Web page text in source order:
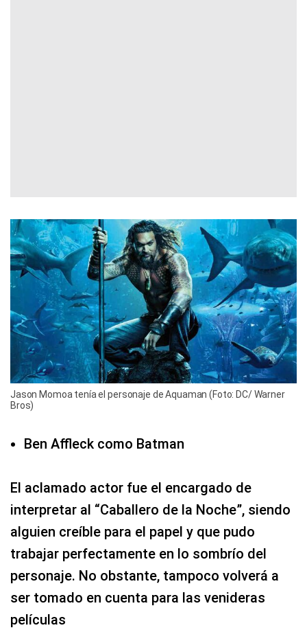
Jason Momoa tenía el personaje de Aquaman (Foto: DC/ Warner
Bros)
Ben Affleck como Batman
El aclamado actor fue el encargado de
interpretar al “Caballero de la Noche”, siendo
alguien creíble para el papel y que pudo
trabajar perfectamente en lo sombrío del
personaje. No obstante, tampoco volverá a
ser tomado en cuenta para las venideras
películas